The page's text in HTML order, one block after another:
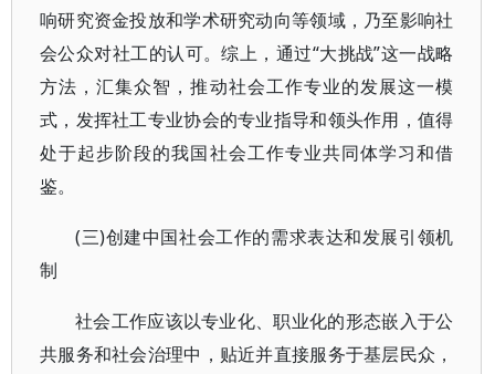
响研究资金投放和学术研究动向等领域，乃至影响社
会公众对社工的认可。综上，通过“大挑战”这一战略
方法，汇集众智，推动社会工作专业的发展这一模
式，发挥社工专业协会的专业指导和领头作用，值得
处于起步阶段的我国社会工作专业共同体学习和借
鉴。
(三)创建中国社会工作的需求表达和发展引领机
制
社会工作应该以专业化、职业化的形态嵌入于公
共服务和社会治理中，贴近并直接服务于基层民众，